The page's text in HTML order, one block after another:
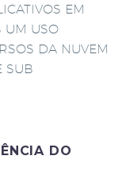
EM
UM USO
DA NUVEM
SUB
DO